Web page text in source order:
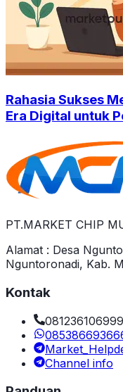
Rahasia Sukses
Era Digital untuk
PT.MARKET CHIP
Alamat : Desa
Nguntoronadi, Kab.
Kontak
081236106999
Channel info